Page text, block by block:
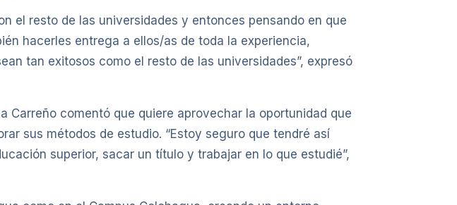
el resto de las universidades y entonces pensando en que
hacerles entrega a ellos/as de toda la experiencia,
tan exitosos como el resto de las universidades”, expresó
Carreño comentó que quiere aprovechar la oportunidad que
sus métodos de estudio. “Estoy seguro que tendré así
superior, sacar un título y trabajar en lo que estudié”,